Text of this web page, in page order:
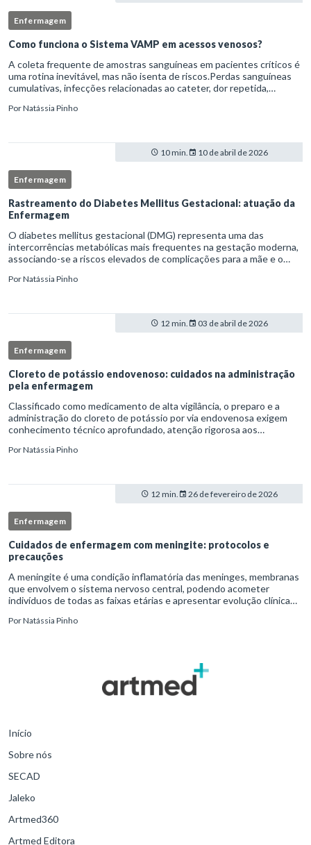
Enfermagem
Como funciona o Sistema VAMP em acessos venosos?
A coleta frequente de amostras sanguíneas em pacientes críticos é
uma rotina inevitável, mas não isenta de riscos.Perdas sanguíneas
cumulativas, infecções relacionadas ao cateter, dor repetida,
PorNatássia Pinho
10 min. 10 de abril de 2026
Enfermagem
Rastreamento do Diabetes Mellitus Gestacional: atuação da
Enfermagem
O diabetes mellitus gestacional (DMG) representa uma das
intercorrências metabólicas mais frequentes na gestação moderna,
associando-se a riscos elevados de complicações para a mãe e o
enferm
PorNatássia Pinho
12 min. 03 de abril de 2026
Enfermagem
Cloreto de potássio endovenoso: cuidados na administração
pela enfermagem
Classificado como medicamento de alta vigilância, o preparo e a
administração do cloreto de potássio por via endovenosa exigem
conhecimento técnico aprofundado, atenção rigorosa aos
enfermag
PorNatássia Pinho
12 min. 26 de fevereiro de 2026
Enfermagem
Cuidados de enfermagem com meningite: protocolos e
precauções
A meningite é uma condição inflamatória das meninges, membranas
que envolvem o sistema nervoso central, podendo acometer
indivíduos de todas as faixas etárias e apresentar evolução clínica
PorNatássia Pinho
Início
Sobre nós
SECAD
Jaleko
Artmed360
Artmed Editora